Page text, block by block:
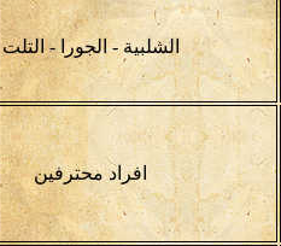
الشلبية - الجورا - التلت
افراد محترفين